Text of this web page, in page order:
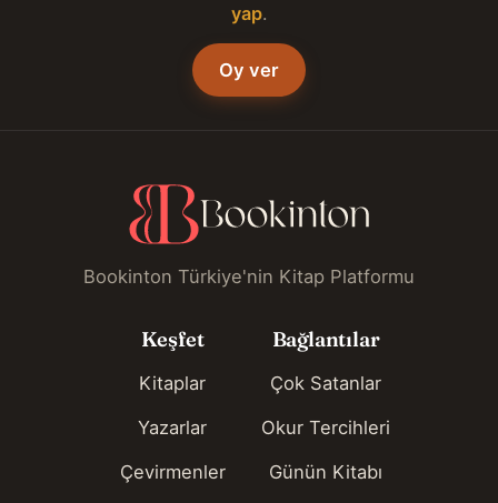
yap.
Oy ver
Bookinton Türkiye'nin Kitap Platformu
Keşfet
Kitaplar
Yazarlar
Çevirmenler
Bağlantılar
Çok Satanlar
Okur Tercihleri
Günün Kitabı